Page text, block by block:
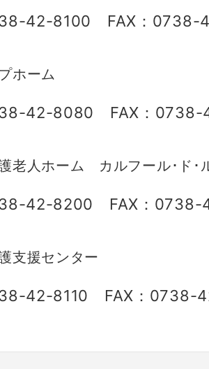
42-8100 FAX：0738-
ホーム
42-8080 FAX：0738-
老人ホーム カルフール･ド･
42-8200 FAX：0738-
支援センター
42-8110 FAX：0738-